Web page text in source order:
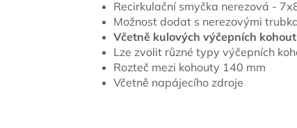
Recirkulační smyčka nerezová -
Možnost dodat s nerezovými
Včetně kulových výčepních
Lze zvolit různé typy výčepních
Rozteč mezi kohouty 140 mm
Včetně napájecího zdroje